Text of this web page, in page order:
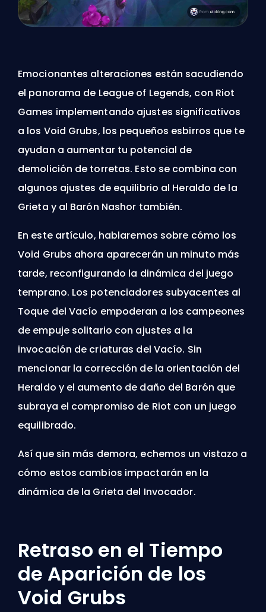
Emocionantes alteraciones están sacudiendo
el panorama de League of Legends, con Riot
Games implementando ajustes significativos
a los Void Grubs, los pequeños esbirros que te
ayudan a aumentar tu potencial de
demolición de torretas. Esto se combina con
algunos ajustes de equilibrio al Heraldo de la
Grieta y al Barón Nashor también.
En este artículo, hablaremos sobre cómo los
Void Grubs ahora aparecerán un minuto más
tarde, reconfigurando la dinámica del juego
temprano. Los potenciadores subyacentes al
Toque del Vacío empoderan a los campeones
de empuje solitario con ajustes a la
invocación de criaturas del Vacío. Sin
mencionar la corrección de la orientación del
Heraldo y el aumento de daño del Barón que
subraya el compromiso de Riot con un juego
equilibrado.
Así que sin más demora, echemos un vistazo a
cómo estos cambios impactarán en la
dinámica de la Grieta del Invocador.
Retraso en el Tiempo
de Aparición de los
Void Grubs